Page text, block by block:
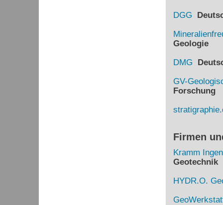
DGG
Geologie
DMG
GV-
Forschung
Firmen
Kramm
Geotechnik
HYDR.O.